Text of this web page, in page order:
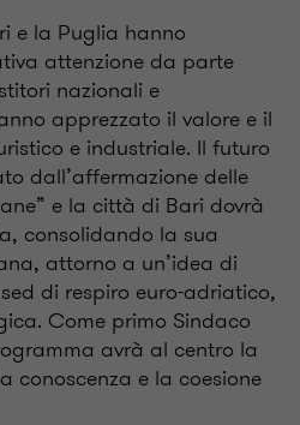
e la Puglia hanno
attenzione da parte
nazionali e
apprezzato il valore e il
e industriale. Il futuro
dall’affermazione delle
e la città di Bari dovrà
consolidando la sua
attorno a un’idea di
di respiro euro-adriatico,
Come primo Sindaco
avrà al centro la
conoscenza e la coesione